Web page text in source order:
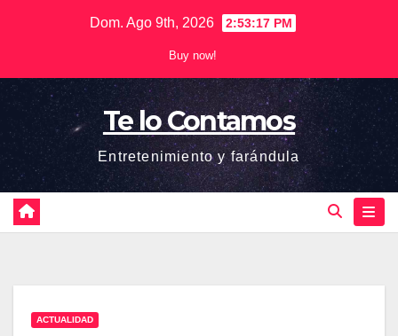
Dom. Ago 9th, 2026 2:53:17 PM
Buy now!
Te lo Contamos
Entretenimiento y farándula
ACTUALIDAD